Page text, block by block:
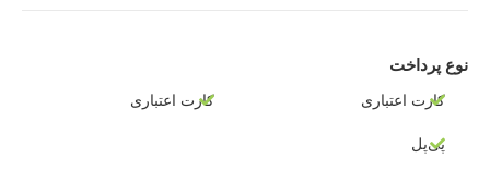
نوع پرداخت
کارت اعتباری کارت اعتباری
پی‌پل